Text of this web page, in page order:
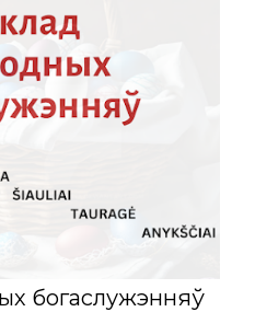
богаслужэнняў